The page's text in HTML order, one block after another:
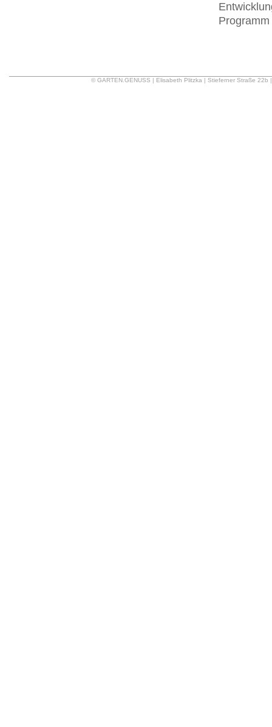
© GARTEN.GENUSS | Elisabeth Plitzka | Stieferner Straße